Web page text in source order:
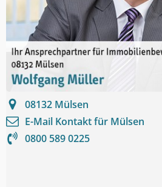
08132 Mülsen
E-Mail Kontakt für Mülsen
0800 589 0225